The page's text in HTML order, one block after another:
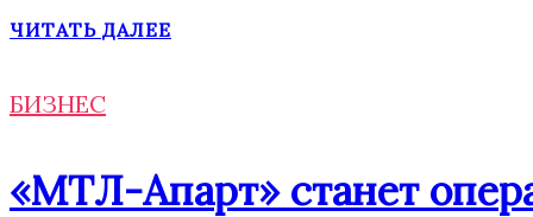
ЧИТАТЬ ДАЛЕЕ
БИЗНЕС
«МТЛ-Апарт» станет